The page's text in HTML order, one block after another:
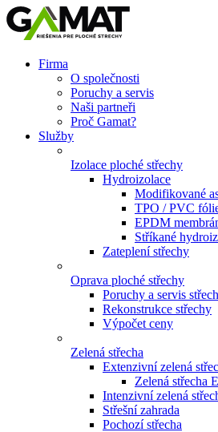
Firma
O společnosti
Poruchy a servis
Naši partneři
Proč Gamat?
Služby
Izolace ploché střechy
Hydroizolace
Modifikované
TPO / PVC
EPDM
Stříkané
Zateplení střechy
Oprava ploché střechy
Poruchy a servis střech
Rekonstrukce střechy
Výpočet ceny
Zelená střecha
Extenzivní zelená
Zelená střecha
Intenzivní zelená
Střešní zahrada
Pochozí střecha